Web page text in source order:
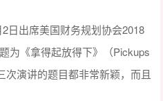
日出席美国财务规划协会2018
为《拿得起放得下》（Pickups
次演讲的题目都非常新颖，而且